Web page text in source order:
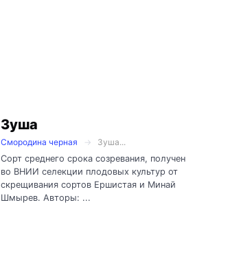
Зуша
Смородина черная
Зуша...
Сорт среднего срока созревания, получен
во ВНИИ селекции плодовых культур от
скрещивания сортов Ершистая и Минай
Шмырев. Авторы: ...